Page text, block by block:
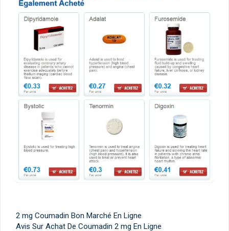
2 mg Coumadin Bon Marché En Ligne
Avis Sur Achat De Coumadin 2 mg En Ligne